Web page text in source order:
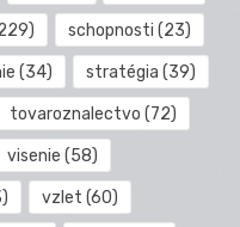
schopnosti (23)
(34) stratégia (39)
tovaroznalectvo (72)
visenie (58)
vzlet (60)